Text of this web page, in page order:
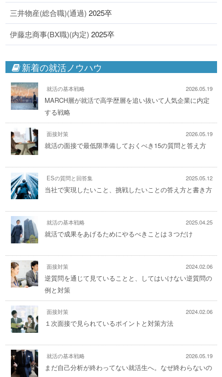
三井物産(総合職)(通過) 2025卒
伊藤忠商事(BX職)(内定) 2025卒
新着の就活ノウハウ
就活の基本戦略 2026.05.19
MARCH層が就活で高学歴層を追い抜いて人気企業に内定
する戦略
面接対策 2026.05.19
就活の面接で最低限準備しておくべき15の質問と答え方
ESの質問と回答集 2025.05.12
当社で実現したいこと、挑戦したいことの答え方と書き方
就活の基本戦略 2025.04.25
就活で成果をあげるためにやるべきことは３つだけ
面接対策 2024.02.06
逆質問を通じて見ていることと、してはいけない逆質問の
例と対策
面接対策 2024.02.06
１次面接で見られているポイントと対策方法
就活の基本戦略 2026.05.19
まだ自己分析が終わってない就活生へ。なぜ終わらないの